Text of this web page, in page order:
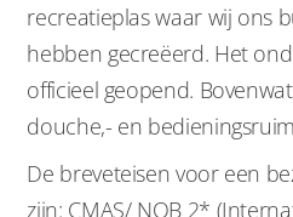
recreatieplas waar wij ons
hebben gecreëerd. Het
officieel geopend.
douche,- en
De breveteisen voor een
zijn: CMAS/ NOB 2*